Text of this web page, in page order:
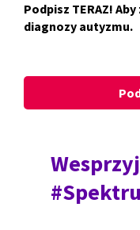
Podpisz TERAZ!
diagnozy autyzmu.
Wesprzyj